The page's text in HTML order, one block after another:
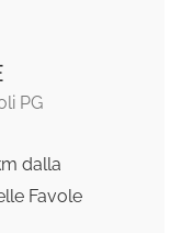
PG
dalla
Favole